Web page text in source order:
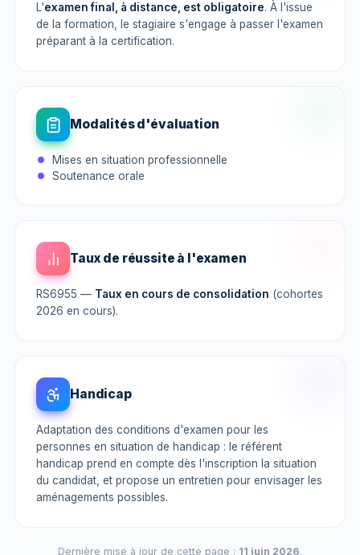
L'examen final, à distance, est obligatoire. À l'issue
de la formation, le stagiaire s'engage à passer l'examen
préparant à la certification.
Modalités d'évaluation
Mises en situation professionnelle
Soutenance orale
Taux de réussite à l'examen
RS6955 — Taux en cours de consolidation (cohortes
2026 en cours).
Handicap
Adaptation des conditions d'examen pour les
personnes en situation de handicap : le référent
handicap prend en compte dès l'inscription la situation
du candidat, et propose un entretien pour envisager les
aménagements possibles.
Dernière mise à jour de cette page : 11 juin 2026.